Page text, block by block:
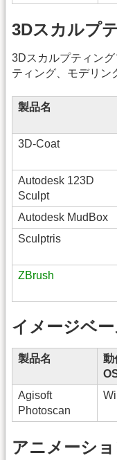
3Dスカルプ
3Dスカルプティン
ティング、モデリン
製品名
3D-Coat
Autodesk 123D
Sculpt
Autodesk MudBox
Sculptris
ZBrush
イメージベ
製品名
動
Agisoft
Photoscan
アニメーシ